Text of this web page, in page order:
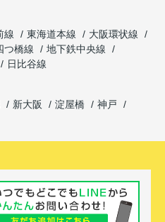
線 東海道本線
大阪環状線
つ橋線
地下鉄中央線
日比谷線
新大阪 淀屋橋
神戸